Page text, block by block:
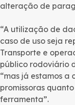
alteração de
“A utilização de
caso de uso seja
Transporte e
público rodoviário
“mas já estamos a
promissoras
ferramenta”.